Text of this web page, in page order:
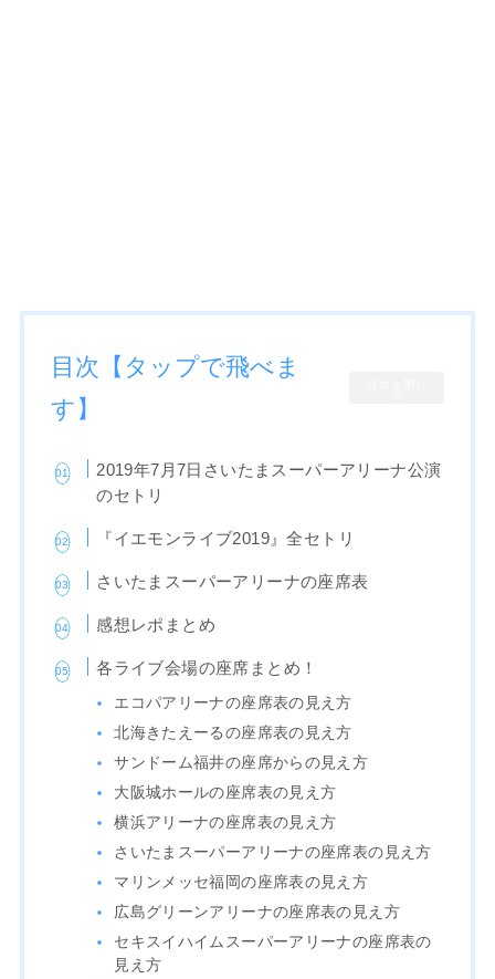
目次【タップで飛べま
す】
2019年7月7日さいたまスーパーアリーナ公演
のセトリ
『イエモンライブ2019』全セトリ
さいたまスーパーアリーナの座席表
感想レポまとめ
各ライブ会場の座席まとめ！
エコパアリーナの座席表の見え方
北海きたえーるの座席表の見え方
サンドーム福井の座席からの見え方
大阪城ホールの座席表の見え方
横浜アリーナの座席表の見え方
さいたまスーパーアリーナの座席表の見え方
マリンメッセ福岡の座席表の見え方
広島グリーンアリーナの座席表の見え方
セキスイハイムスーパーアリーナの座席表の
見え方